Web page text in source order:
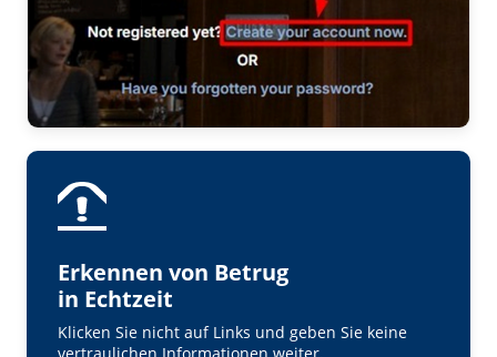
Erkennen von Betrug
in Echtzeit
Klicken Sie nicht auf Links und geben Sie keine